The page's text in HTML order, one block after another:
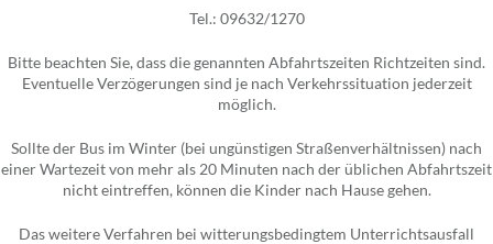
Tel.: 09632/1270
Bitte beachten Sie, dass die genannten Abfahrtszeiten Richtzeiten sind.
Eventuelle Verzögerungen sind je nach Verkehrssituation jederzeit
möglich.
Sollte der Bus im Winter (bei ungünstigen Straßenverhältnissen) nach
einer Wartezeit von mehr als 20 Minuten nach der üblichen Abfahrtszeit
nicht eintreffen, können die Kinder nach Hause gehen.
Das weitere Verfahren bei witterungsbedingtem Unterrichtsausfall